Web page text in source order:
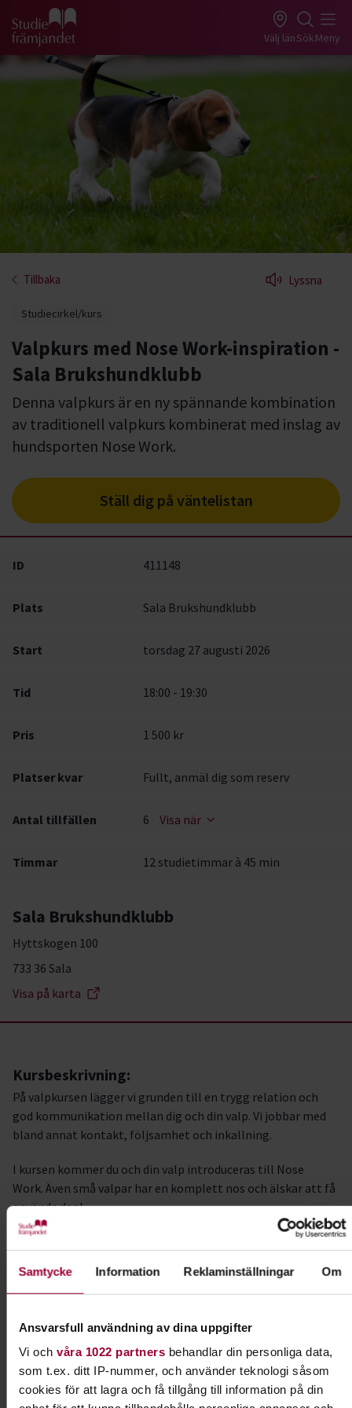
Samtycke Information Reklaminställningar Om
Ansvarsfull användning av dina uppgifter
Vi och våra 1022 partnersbehandlar din personliga data,
som t.ex. ditt IP-nummer, och använder teknologi såsom
cookies för att lagra och få tillgång till information på din
Gå till studiefrämjandets startsida Välj länSökMeny
Tillbaka Lyssna
Studiecirkel/kurs
Valpkurs med Nose Work-inspiration -
Sala Brukshundklubb
Denna valpkurs är en ny spännande kombination
av traditionell valpkurs kombinerat med inslag av
hundsporten Nose Work.
Ställ dig på väntelistan
ID 411148
Plats Sala Brukshundklubb
Start torsdag 27 augusti 2026
Tid 18:00 - 19:30
Pris 1 500 kr
Platser kvar Fullt, anmäl dig som reserv
Antal tillfällen 6 Visa när
Timmar 12 studietimmar à 45 min
Sala Brukshundklubb
Hyttskogen 100
733 36 Sala
Visa på karta
Kursbeskrivning:
På valpkursen lägger vi grunden till en trygg relation och
god kommunikation mellan dig och din valp. Vi jobbar med
bland annat kontakt, följsamhet och inkallning.
I kursen kommer du och din valp introduceras till Nose
Work. Även små valpar har en komplett nos och älskar att få
använda den!
Instruktörer:
Eva Åberg och Kristina Larsson
Observera:
För att gå kursen behöver du vara medlem i Sala BK eller Sala
Hundungdom.
Bli medlem iSala BK här->